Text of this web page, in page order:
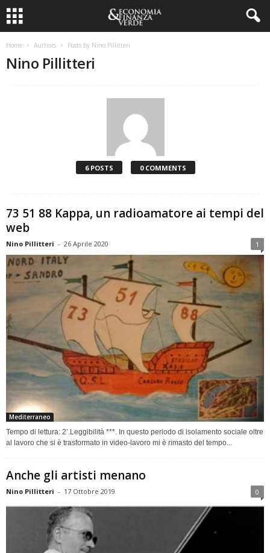
Home Authors Posts by Nino Pillitteri
Nino Pillitteri
6 POSTS 0 COMMENTS
73 51 88 Kappa, un radioamatore ai tempi del
web
Nino Pillitteri - 26 Aprile 2020 1
Mediterraneo
Tempo di lettura: 2’.Leggibilità ***. In questo periodo di isolamento sociale oltre
al lavoro che si è trasformato in video-lavoro mi è rimasto del tempo...
Anche gli artisti menano
Nino Pillitteri - 17 Ottobre 2019 0